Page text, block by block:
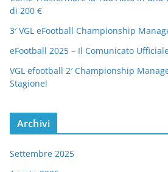
di 200 €
3′ VGL eFootball Championship
eFootball 2025 – Il Comunicato
VGL efootball 2′ Championship
Stagione!
Archivi
Settembre 2025